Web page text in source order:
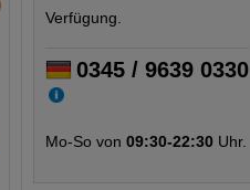
Verfügung.
0345 / 9639 0330
Mo-So von 09:30-22:30 Uhr.